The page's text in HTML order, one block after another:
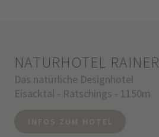
NATURHOTEL RAINER
Das natürliche Designhotel
Eisacktal - Ratschings - 1150m
INFOS ZUM HOTEL